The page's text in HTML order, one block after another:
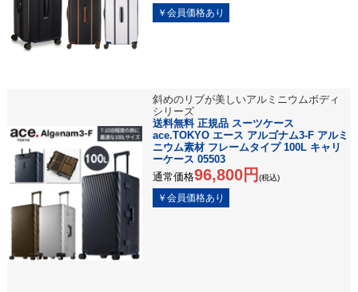
斜めのリブが美しいアルミニウムボディ
シリーズ
送料無料 正規品 スーツケース
ace.TOKYO エース アルゴナム3-F アルミ
ニウム素材 フレームタイプ 100L キャリ
ーケース 05503
通常価格96,800円 (税込)